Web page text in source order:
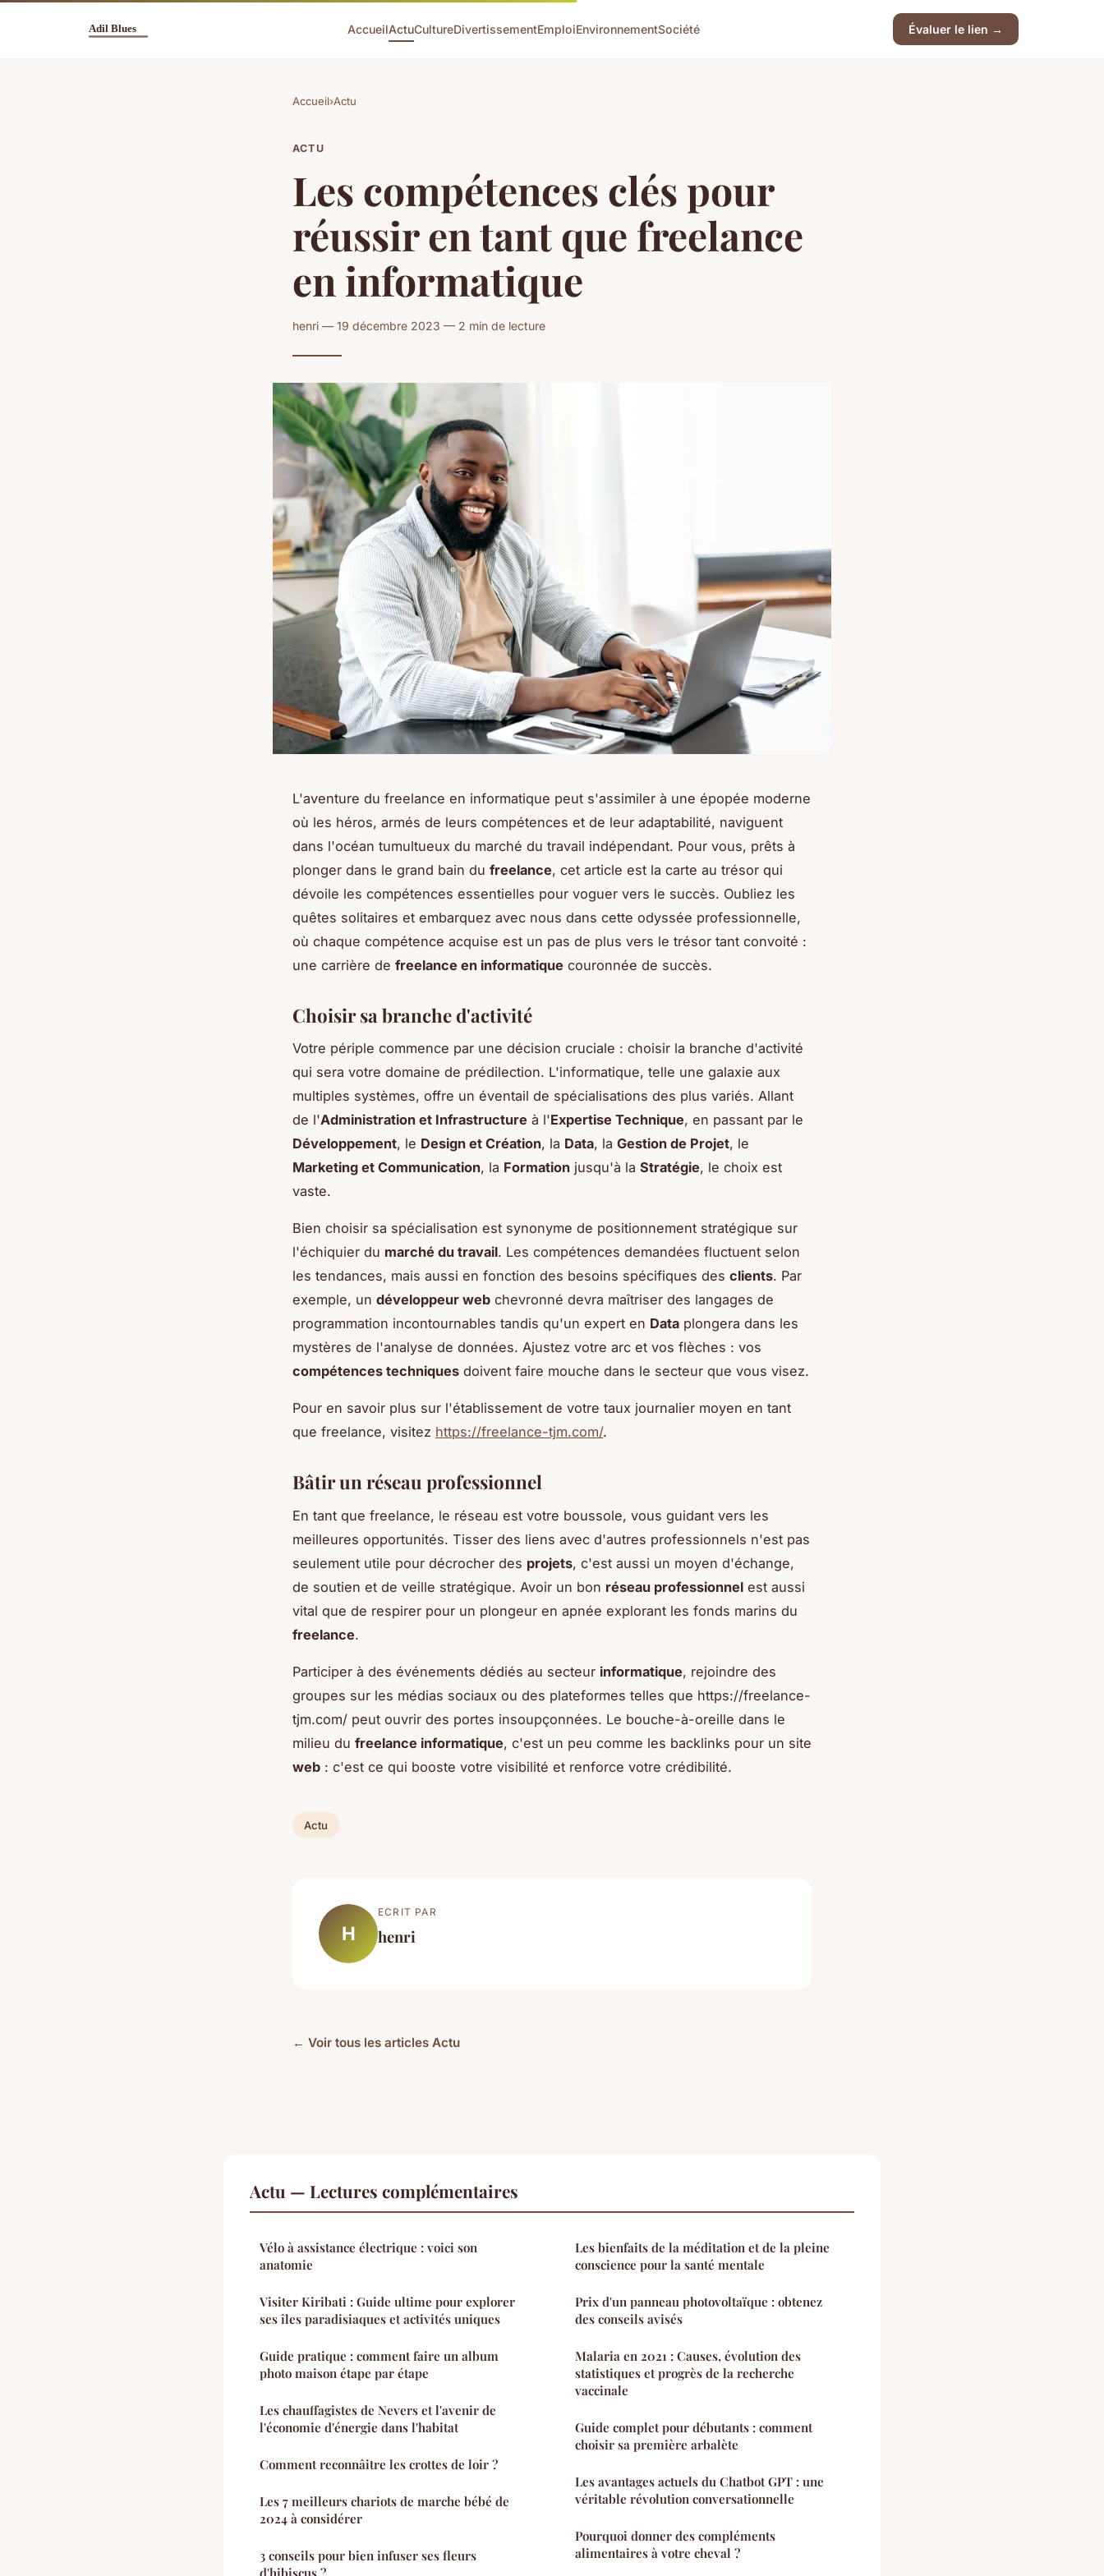
AccueilActuCultureDivertissementEmploiEnvironnementSociété Évaluer le lien →
Accueil›Actu
ACTU
Les compétences clés pour
réussir en tant que freelance
en informatique
henri — 19 décembre 2023 — 2 min de lecture
L'aventure du freelance en informatique peut s'assimiler à une épopée moderne
où les héros, armés de leurs compétences et de leur adaptabilité, naviguent
dans l'océan tumultueux du marché du travail indépendant. Pour vous, prêts à
plonger dans le grand bain du freelance, cet article est la carte au trésor qui
dévoile les compétences essentielles pour voguer vers le succès. Oubliez les
quêtes solitaires et embarquez avec nous dans cette odyssée professionnelle,
où chaque compétence acquise est un pas de plus vers le trésor tant convoité :
une carrière de freelance en informatique couronnée de succès.
Choisir sa branche d'activité
Votre périple commence par une décision cruciale : choisir la branche d'activité
qui sera votre domaine de prédilection. L'informatique, telle une galaxie aux
multiples systèmes, offre un éventail de spécialisations des plus variés. Allant
de l'Administration et Infrastructure à l'Expertise Technique, en passant par le
Développement, le Design et Création, la Data, la Gestion de Projet, le
Marketing et Communication, la Formation jusqu'à la Stratégie, le choix est
vaste.
Bien choisir sa spécialisation est synonyme de positionnement stratégique sur
l'échiquier du marché du travail. Les compétences demandées fluctuent selon
les tendances, mais aussi en fonction des besoins spécifiques des clients. Par
exemple, un développeur web chevronné devra maîtriser des langages de
programmation incontournables tandis qu'un expert en Data plongera dans les
mystères de l'analyse de données. Ajustez votre arc et vos flèches : vos
compétences techniques doivent faire mouche dans le secteur que vous visez.
Pour en savoir plus sur l'établissement de votre taux journalier moyen en tant
que freelance, visitez https://freelance-tjm.com/.
Bâtir un réseau professionnel
En tant que freelance, le réseau est votre boussole, vous guidant vers les
meilleures opportunités. Tisser des liens avec d'autres professionnels n'est pas
seulement utile pour décrocher des projets, c'est aussi un moyen d'échange,
de soutien et de veille stratégique. Avoir un bon réseau professionnel est aussi
vital que de respirer pour un plongeur en apnée explorant les fonds marins du
freelance.
Participer à des événements dédiés au secteur informatique, rejoindre des
groupes sur les médias sociaux ou des plateformes telles que https://freelance-
tjm.com/ peut ouvrir des portes insoupçonnées. Le bouche-à-oreille dans le
milieu du freelance informatique, c'est un peu comme les backlinks pour un site
web : c'est ce qui booste votre visibilité et renforce votre crédibilité.
Actu
H
ECRIT PAR
henri
← Voir tous les articles Actu
Actu — Lectures complémentaires
Vélo à assistance électrique : voici son
anatomie
Visiter Kiribati : Guide ultime pour explorer
ses îles paradisiaques et activités uniques
Guide pratique : comment faire un album
photo maison étape par étape
Les chauffagistes de Nevers et l'avenir de
l'économie d'énergie dans l'habitat
Comment reconnâitre les crottes de loir ?
Les 7 meilleurs chariots de marche bébé de
2024 à considérer
3 conseils pour bien infuser ses fleurs
d'hibiscus ?
Les bienfaits de la méditation et de la pleine
conscience pour la santé mentale
Prix d'un panneau photovoltaïque : obtenez
des conseils avisés
Malaria en 2021 : Causes, évolution des
statistiques et progrès de la recherche
vaccinale
Guide complet pour débutants : comment
choisir sa première arbalète
Les avantages actuels du Chatbot GPT : une
véritable révolution conversationnelle
Pourquoi donner des compléments
alimentaires à votre cheval ?